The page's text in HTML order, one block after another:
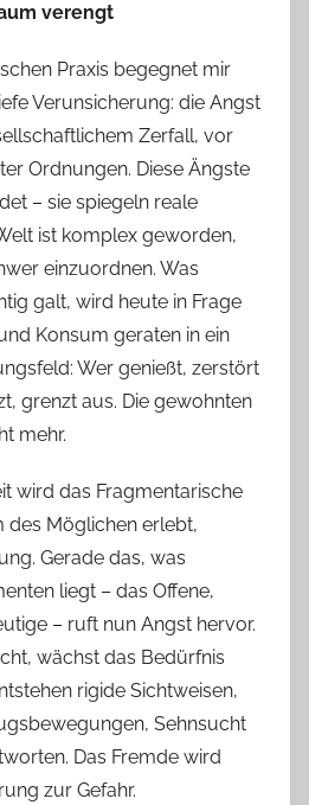
verengt
Praxis begegnet mir
Verunsicherung: die Angst
Zerfall, vor
Ordnungen. Diese Ängste
– sie spiegeln reale
ist komplex geworden,
einzuordnen. Was
galt, wird heute in Frage
Konsum geraten in ein
Wer genießt, zerstört
grenzt aus. Die gewohnten
mehr.
wird das Fragmentarische
des Möglichen erlebt,
Gerade das, was
liegt – das Offene,
– ruft nun Angst hervor.
wächst das Bedürfnis
rigide Sichtweisen,
Sehnsucht
Das Fremde wird
zur Gefahr.